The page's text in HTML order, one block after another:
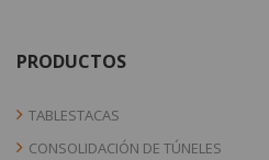
PRODUCTOS
TABLESTACAS
CONSOLIDACIÓN DE TÚNELES